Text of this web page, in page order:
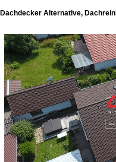
Dachdecker Alternative,